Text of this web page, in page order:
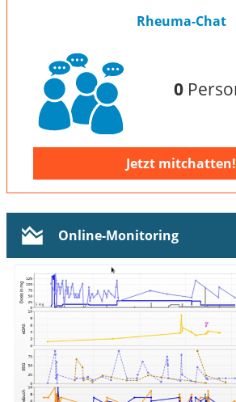
Rheuma-Chat
0
Jetzt mitchatten!
Online-Monitoring